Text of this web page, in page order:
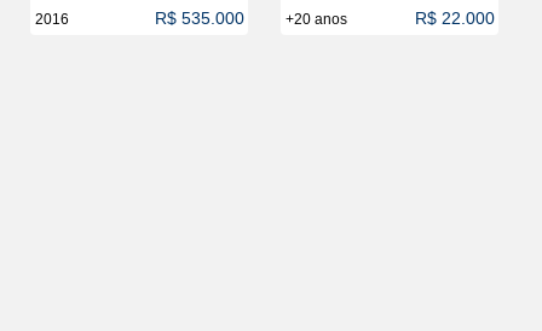
2016 R$ 535.000 +20 anos R$ 22.000